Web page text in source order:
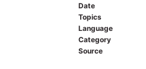
Date
Topics
Language
Category
Source